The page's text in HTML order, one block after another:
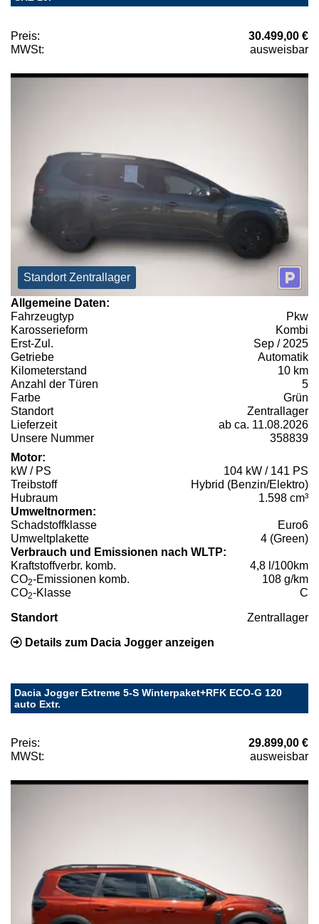
Preis:
30.499,00 €
MWSt:
ausweisbar
Standort Zentrallager
Allgemeine Daten:
Fahrzeugtyp
Pkw
Karosserieform
Kombi
Erst-Zul.
Sep / 2025
Getriebe
Automatik
Kilometerstand
10 km
Anzahl der Türen
5
Farbe
Grün
Standort
Zentrallager
Lieferzeit
ab ca. 11.08.2026
Unsere Nummer
358839
Motor:
kW / PS
104 kW / 141 PS
Treibstoff
Hybrid (Benzin/Elektro)
Hubraum
1.598 cm³
Umweltnormen:
Schadstoffklasse
Euro6
Umweltplakette
4 (Green)
Verbrauch und Emissionen nach WLTP:
Kraftstoffverbr. komb.
4,8 l/100km
CO2-Emissionen komb.
108 g/km
CO2-Klasse C
Standort Zentrallager
Details zum Dacia Jogger anzeigen
Dacia Jogger Extreme 5-S Winterpaket+RFK ECO-G 120
auto Extr.
Preis:
29.899,00 €
MWSt:
ausweisbar